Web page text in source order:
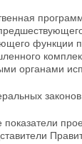
функции
органами
законов